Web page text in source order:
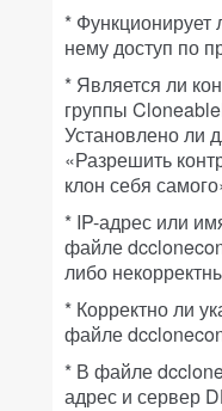
* Функционирует
нему доступ по
* Является ли
группы
Установлено ли
«Разрешить
клон себя
* IP-адрес или
файле
либо
* Корректно ли
файле
* В файле
адрес и сервер